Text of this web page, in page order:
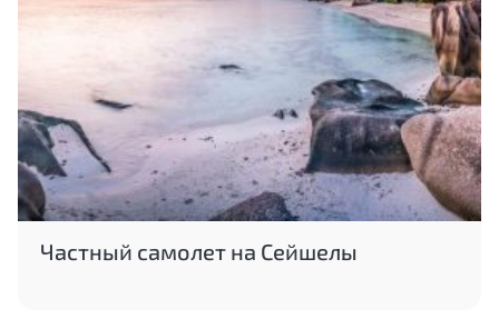
Частный самолет на Сейшелы